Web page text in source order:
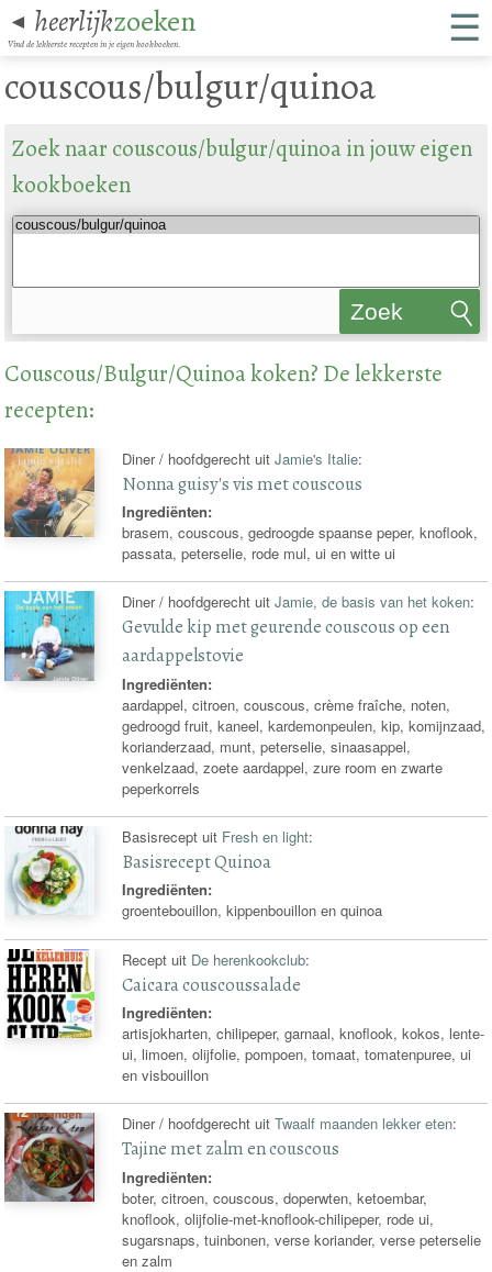
◄ heerlijkzoeken
Vind de lekkerste recepten in je eigen kookboeken. ☰
couscous/bulgur/quinoa
Zoek naar couscous/bulgur/quinoa in jouw eigen
kookboeken
Zoek
recepten
Couscous/Bulgur/Quinoa koken? De lekkerste
recepten:
Diner / hoofdgerecht uitJamie's Italie:
Nonna guisy's vis met couscous
Ingrediënten:
brasem, couscous, gedroogde spaanse peper, knoflook,
passata, peterselie, rode mul, ui en witte ui
Diner / hoofdgerecht uitJamie, de basis van het koken:
Gevulde kip met geurende couscous op een
aardappelstovie
Ingrediënten:
aardappel, citroen, couscous, crème fraîche, noten,
gedroogd fruit, kaneel, kardemonpeulen, kip, komijnzaad,
korianderzaad, munt, peterselie, sinaasappel,
venkelzaad, zoete aardappel, zure room en zwarte
peperkorrels
Basisrecept uit Fresh en light:
Basisrecept Quinoa
Ingrediënten:
groentebouillon, kippenbouillon en quinoa
Recept uit De herenkookclub:
Caicara couscoussalade
Ingrediënten:
artisjokharten, chilipeper, garnaal, knoflook, kokos, lente-
ui, limoen, olijfolie, pompoen, tomaat, tomatenpuree, ui
en visbouillon
Diner / hoofdgerecht uitTwaalf maanden lekker eten:
Tajine met zalm en couscous
Ingrediënten:
boter, citroen, couscous, doperwten, ketoembar,
knoflook, olijfolie-met-knoflook-chilipeper, rode ui,
sugarsnaps, tuinbonen, verse koriander, verse peterselie
en zalm